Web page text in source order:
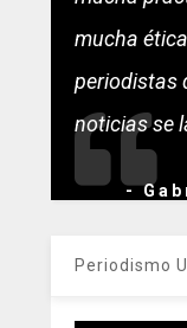
mucha
periodistas
noticias se
-
Periodismo